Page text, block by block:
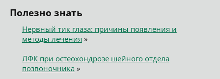
Полезно знать
Нервный тик глаза: причины появления и
методы лечения »
ЛФК при остеохондрозе шейного отдела
позвоночника»